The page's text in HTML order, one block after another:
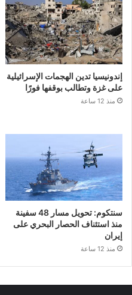
إندونيسيا تدين الهجمات الإسرائيلية
على غزة وتطالب بوقفها فورًا
منذ 12 ساعة
سنتكوم: تحويل مسار 48 سفينة
منذ استئناف الحصار البحري على
إيران
منذ 12 ساعة